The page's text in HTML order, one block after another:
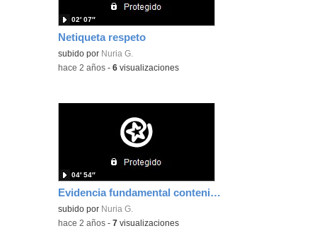
Netiqueta respeto
subido por Nuria G.
02′ 07″
-hace 2 años -6 visualizaciones
Evidencia fundamental contenidos digitales Nuria Gutiérrez
subido por Nuria G.
04′ 54″
-hace 2 años -7 visualizaciones